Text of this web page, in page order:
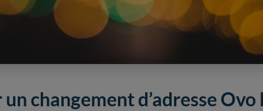
changement d’adresse Ovo